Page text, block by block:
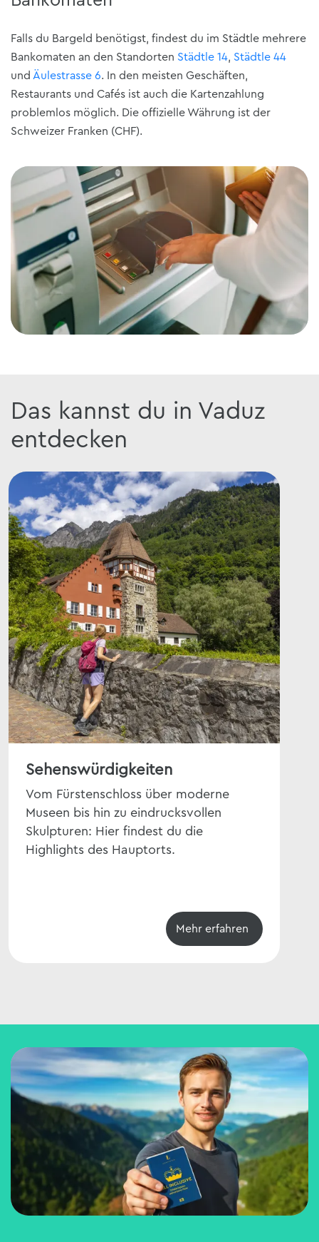
Falls du Bargeld benötigst, findest du im Städtle mehrere
Bankomaten an den Standorten Städtle 14, Städtle 44
und Äulestrasse 6. In den meisten Geschäften,
Restaurants und Cafés ist auch die Kartenzahlung
problemlos möglich. Die offizielle Währung ist der
Schweizer Franken (CHF).
Das kannst du in Vaduz
entdecken
Sehenswürdigkeiten
Vom Fürstenschloss über moderne
Museen bis hin zu eindrucksvollen
Skulpturen: Hier findest du die
Highlights des Hauptorts.
Mehr erfahren